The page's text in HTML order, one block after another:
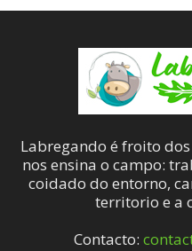
Labregando é froito
nos ensina o campo:
coidado do entorno,
territorio e a
Contacto: